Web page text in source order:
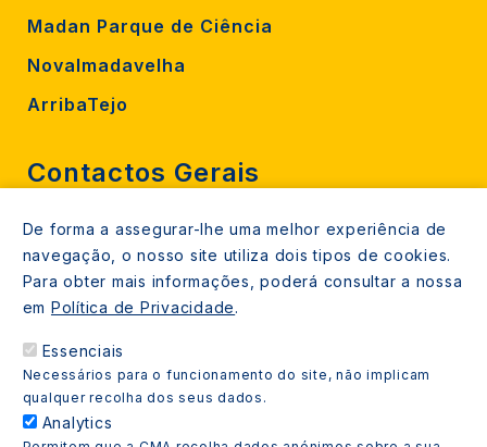
Madan Parque de Ciência
Novalmadavelha
ArribaTejo
Contactos Gerais
212 724 000
800206770 (gratuito rede fixa)
Contacte-nos
Espaços de atendimento
Livro Amarelo
De forma a assegurar-lhe uma melhor experiência de
navegação, o nosso site utiliza dois tipos de cookies.
Para obter mais informações, poderá consultar a nossa
em Política de Privacidade.
Essenciais
Necessários para o funcionamento do site, não implicam
qualquer recolha dos seus dados.
Analytics